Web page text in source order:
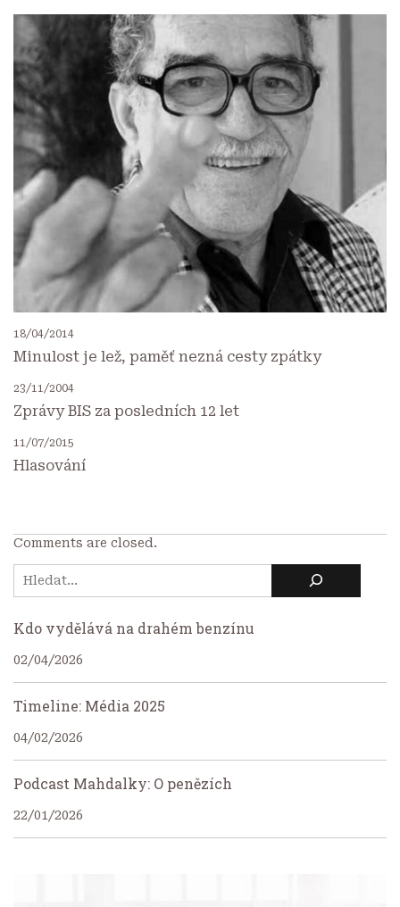
18/04/2014
Minulost je lež, paměť nezná cesty zpátky
23/11/2004
Zprávy BIS za posledních 12 let
11/07/2015
Hlasování
Comments are closed.
Kdo vydělává na drahém benzínu
02/04/2026
Timeline: Média 2025
04/02/2026
Podcast Mahdalky: O penězích
22/01/2026